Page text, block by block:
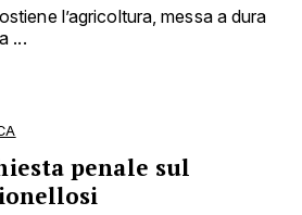
l’agricoltura, messa a dura
...
penale sul